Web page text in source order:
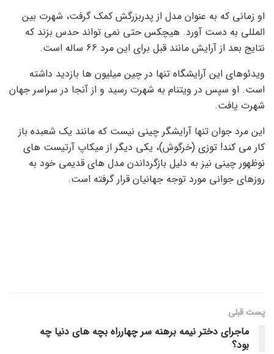
او زمانی که به عنوان مدل از پدربزرگش کمک گرفت، شهرت بین
المللی به دست آورد. هیچکس حتی نمی تواند حدس بزند که
نتایج بعد از آرایش مانند قبل برای این مرد 66 ساله است.
ویدئوهای این آرایشگاه تنها در چین میلیون ها بازدید داشته
است. او سپس در ویتنام به شهرت رسید و از آنجا در سراسر جهان
شهرت یافت.
این مرد جوان تنها آرایشگر چینی نیست که مانند یک شعبده باز
کار می کند! توزی (خرگوش)، یکی دیگر از میکاپ آرتیست های
نوظهور چینی نیز به دلیل بازگرداندن مدل های قدیمی خود به
روزهای جوانی مورد توجه جهانیان قرار گرفته است.
پست قبلی
ماجرای دختر نیمه برهنه سر چهارراه بچه های دنیا چه
بود؟